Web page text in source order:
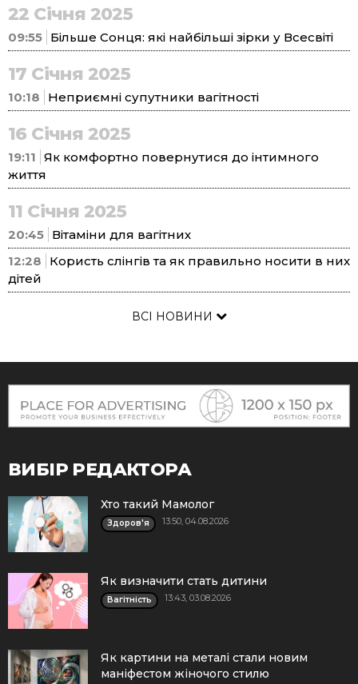
22 Січня 2025
09:55 Більше Сонця: які найбільші зірки у Всесвіті
17 Січня 2025
10:18 Неприємні супутники вагітності
16 Січня 2025
19:11 Як комфортно повернутися до інтимного
життя
11 Січня 2025
20:45 Вітаміни для вагітних
12:28
Користь слінгів та як правильно носити в них
дітей
ВСІ НОВИНИ
ВИБІР РЕДАКТОРА
Хто такий Мамолог
Здоров'я 13:50, 04.08.2026
Як визначити стать дитини
Вагітність 13:43, 03.08.2026
Як картини на металі стали новим
маніфестом жіночого стилю